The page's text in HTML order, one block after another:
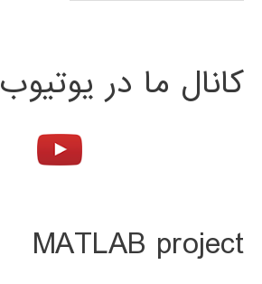
کانال ما در یوتیوب
MATLAB project